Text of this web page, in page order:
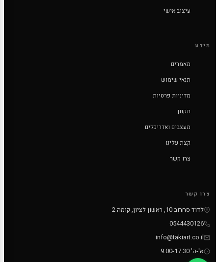
עיצוב אישי
מידע
מאמרים
תנאי שימוש
מדיניות פרטיות
תקנון
מעצבים ואדריכלים
קצת עלינו
צרו קשר
צרו קשר
לדוד סחרוב 10, ראשון לציון, קומה 2
0544430126
info@takiart.co.il
א'-ה' 9:00-17:30